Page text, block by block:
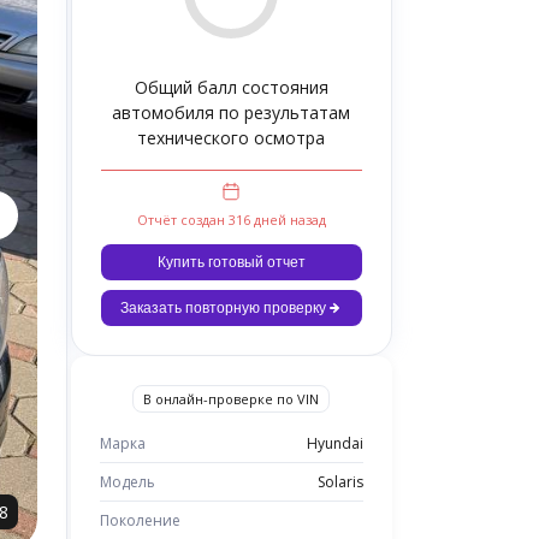
Общий балл состояния
автомобиля по результатам
технического осмотра
Отчёт создан 316 дней назад
Купить готовый отчет
Заказать повторную проверку
В онлайн-проверке по VIN
Марка
Hyundai
Модель
Solaris
Поколение